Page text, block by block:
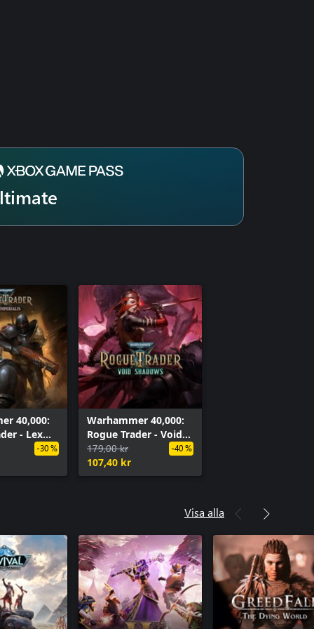
40,000:
- Lex
-30 %
Warhammer 40,000:
Rogue Trader - Void
Shadows
179,00 kr
107,40 kr
-40 %
Visa alla